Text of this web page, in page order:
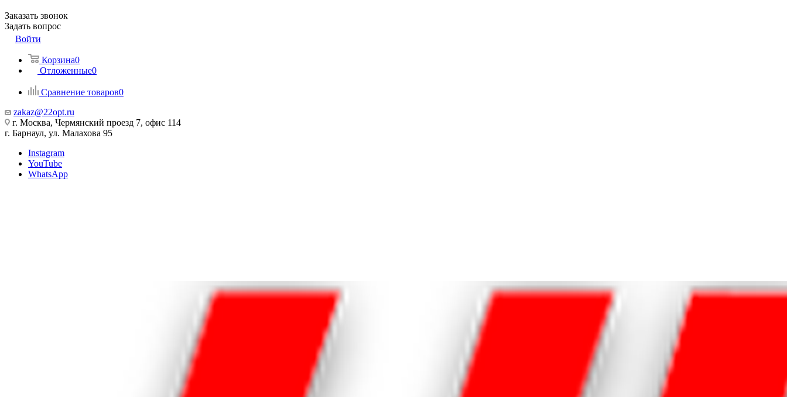
Заказать звонок
Задать вопрос
Войти
Корзина0
Отложенные0
Сравнение товаров0
zakaz@22opt.ru
г. Москва, Чермянский проезд 7, офис 114
г. Барнаул, ул. Малахова 95
Instagram
YouTube
WhatsApp